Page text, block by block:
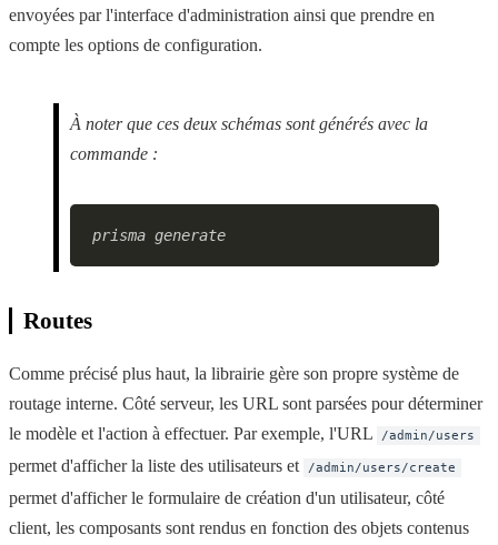
envoyées par l'interface d'administration ainsi que prendre en
compte les options de configuration.
À noter que ces deux schémas sont générés avec la
commande :
Routes
Comme précisé plus haut, la librairie gère son propre système de
routage interne. Côté serveur, les URL sont parsées pour déterminer
le modèle et l'action à effectuer. Par exemple, l'URL
/admin/users
permet d'afficher la liste des utilisateurs et /admin/users/create
permet d'afficher le formulaire de création d'un utilisateur, côté
client, les composants sont rendus en fonction des objets contenus